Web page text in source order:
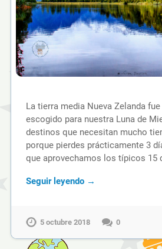
La tierra media Nueva Zelanda
escogido para nuestra Luna de
destinos que necesitan mucho
porque pierdes prácticamente 3
que aprovechamos los típicos 15
Seguir leyendo →
5 octubre 2018 0